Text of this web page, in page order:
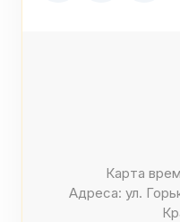
Карта
Адреса: ул.